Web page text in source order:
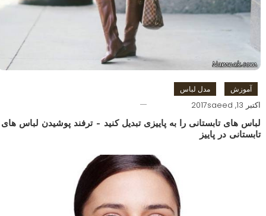
آموزش مدل لباس
اکتبر 13, 2017 saeed
لباس های تابستانی را به پاییزی تبدیل کنید – ترفند پوشیدن لباس های
تابستانی در پاییز